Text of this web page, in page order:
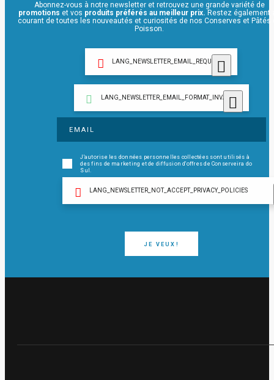
Abonnez-vous à notre newsletter et retrouvez une grande variété de
promotions et vos produits préférés au meilleur prix. Restez également
courant de toutes les nouveautés et curiosités de nos Conserves et Pâtés
Poisson.
JE VEUX!
LANG_NEWSLETTER_EMAIL_REQUIRED
LANG_NEWSLETTER_EMAIL_FORMAT_INVALID
J'autorise les données personnelles collectées sont utilisés à
des fins de marketing et de diffusion d'offres de Conserveira do
Sul.
LANG_NEWSLETTER_NOT_ACCEPT_PRIVACY_POLICIES